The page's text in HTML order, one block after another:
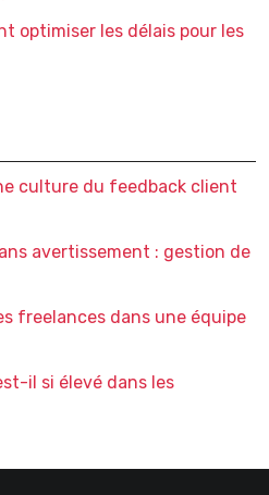
optimiser les délais pour les
culture du feedback client
avertissement : gestion de
freelances dans une équipe
il si élevé dans les